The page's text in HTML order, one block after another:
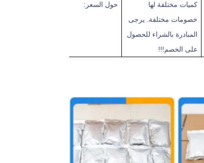
كميات مختلفة لها
خصومات مختلفة. يرجى
المبادرة بالشراء للحصول
على الخصم!!!
حول السعر: